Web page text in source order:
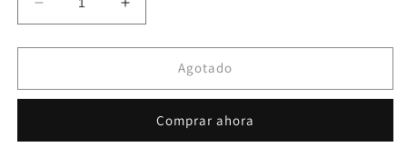
Reducir
cantidad
para
Set
Sapeli
Aumentar
cantidad
para
Set
Sapeli
Agotado
Comprar ahora